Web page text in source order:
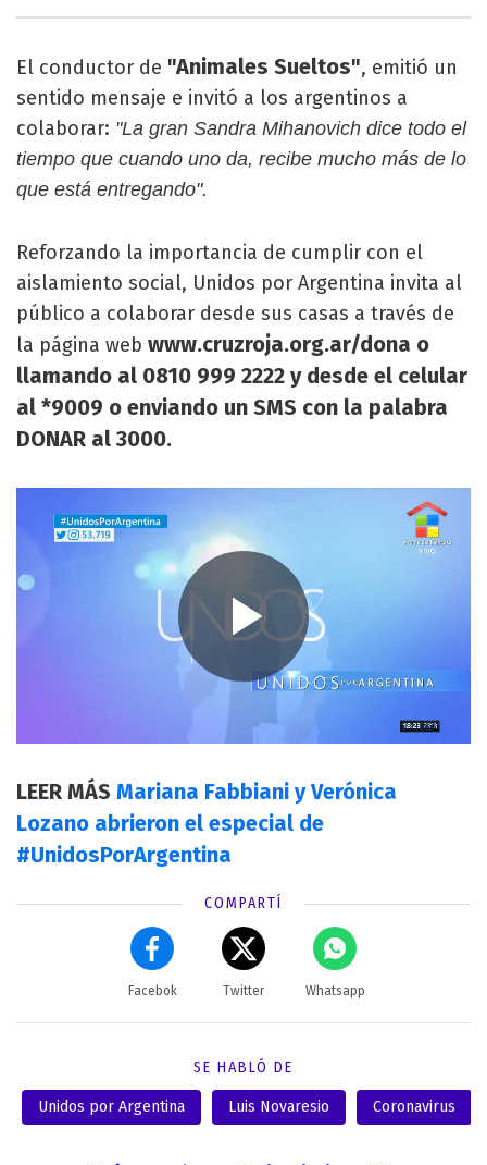
El conductor de "Animales Sueltos", emitió un
sentido mensaje e invitó a los argentinos a
colaborar: "La gran Sandra Mihanovich dice todo el
tiempo que cuando uno da, recibe mucho más de lo
que está entregando".
Reforzando la importancia de cumplir con el
aislamiento social, Unidos por Argentina invita al
público a colaborar desde sus casas a través de
la página web www.cruzroja.org.ar/dona o
llamando al 0810 999 2222 y desde el celular
al *9009 o enviando un SMS con la palabra
DONAR al 3000.
LEER MÁS Mariana Fabbiani y Verónica
Lozano abrieron el especial de
#UnidosPorArgentina
COMPARTÍ
Facebok Twitter Whatsapp
SE HABLÓ DE
Unidos por Argentina Luis Novaresio Coronavirus